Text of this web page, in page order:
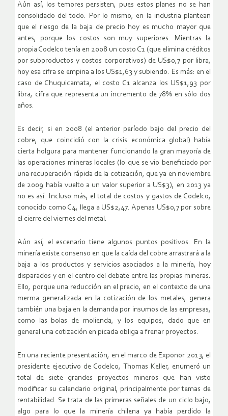
Aún así, los temores persisten, pues estos planes no se han
consolidado del todo. Por lo mismo, en la industria plantean
que el riesgo de la baja de precio hoy es mucho mayor que
antes, porque los costos son muy superiores. Mientras la
propia Codelco tenía en 2008 un costo C1 (que elimina créditos
por subproductos y costos corporativos) de US$0,7 por libra,
hoy esa cifra se empina a los US$1,63 y subiendo. Es más: en el
caso de Chuquicamata, el costo C1 alcanza los US$1,93 por
libra, cifra que representa un incremento de 78% en sólo dos
años.
Es decir, si en 2008 (el anterior período bajo del precio del
cobre, que coincidió con la crisis económica global) había
cierta holgura para mantener funcionando la gran mayoría de
las operaciones mineras locales (lo que se vio beneficiado por
una recuperación rápida de la cotización, que ya en noviembre
de 2009 había vuelto a un valor superior a US$3), en 2013 ya
no es así. Incluso más, el total de costos y gastos de Codelco,
conocido como C4, llega a US$2,47. Apenas US$0,7 por sobre
el cierre del viernes del metal.
Aún así, el escenario tiene algunos puntos positivos. En la
minería existe consenso en que la caída del cobre arrastrará a la
baja a los productos y servicios asociados a la minería, hoy
disparados y en el centro del debate entre las propias mineras.
Ello, porque una reducción en el precio, en el contexto de una
merma generalizada en la cotización de los metales, genera
también una baja en la demanda por insumos de las empresas,
como las bolas de molienda, y los equipos, dado que en
general una cotización en picada obliga a frenar proyectos.
En una reciente presentación, en el marco de Exponor 2013, el
presidente ejecutivo de Codelco, Thomas Keller, enumeró un
total de siete grandes proyectos mineros que han visto
modificar su calendario original, principalmente por temas de
rentabilidad. Se trata de las primeras señales de un ciclo bajo,
algo para lo que la minería chilena ya había perdido la